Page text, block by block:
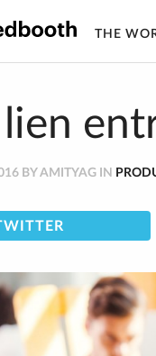
THE
lien
BY AMITYAG IN